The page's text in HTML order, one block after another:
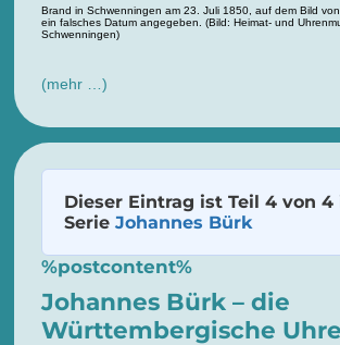
Brand in Schwenningen am 23. Juli 1850, auf dem Bild
ein falsches Datum angegeben. (Bild: Heimat- und
Schwenningen)
(mehr …)
Dieser Eintrag ist Teil 4 von 4
Serie Johannes Bürk
%postcontent%
Johannes Bürk – die
Württembergische